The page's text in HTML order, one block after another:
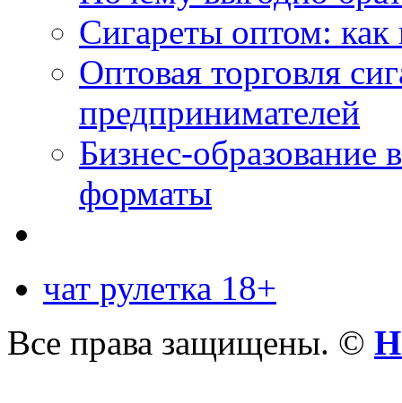
Сигареты оптом: как
Оптовая торговля
предпринимателей
Бизнес-образование
форматы
чат рулетка 18+
Все права защищены. ©